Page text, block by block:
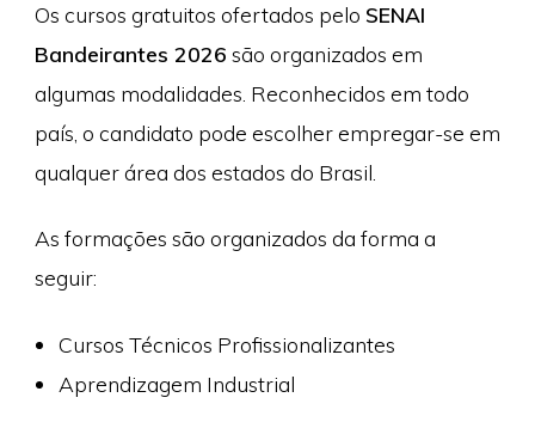
Os cursos gratuitos ofertados pelo SENAI
Bandeirantes 2026 são organizados em
algumas modalidades. Reconhecidos em todo
país, o candidato pode escolher empregar-se em
qualquer área dos estados do Brasil.
As formações são organizados da forma a
seguir:
Cursos Técnicos Profissionalizantes
Aprendizagem Industrial